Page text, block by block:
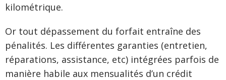
kilométrique.
Or tout dépassement du forfait entraîne des
pénalités. Les différentes garanties (entretien,
réparations, assistance, etc) intégrées parfois de
manière habile aux mensualités d’un crédit